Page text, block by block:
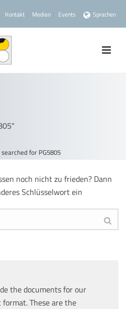
Kontakt Medien Events Sprachen
searched for PG5805
noch nicht zu frieden? Dann
Schlüsselwort ein
the documents for our
These are the